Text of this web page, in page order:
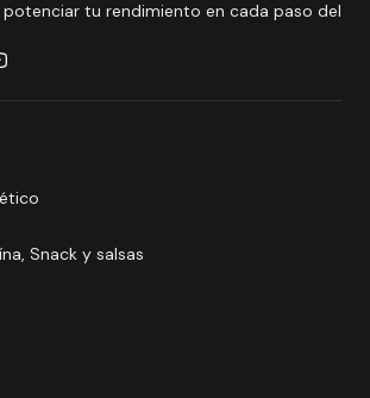
tu rendimiento en cada paso del
Snack y salsas